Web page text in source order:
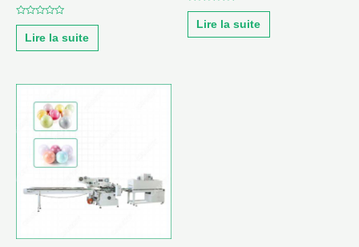
Note
sur
5
Lire la suite
Note
sur
5
Lire la suite